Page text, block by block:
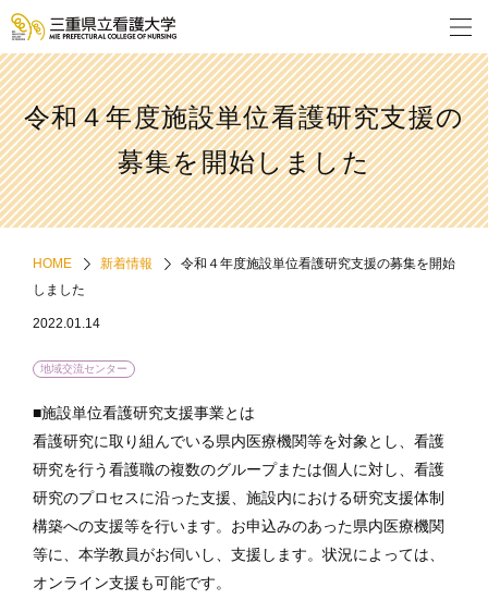
令和４年度施設単位看護研究支援の
募集を開始しました
HOME 新着情報
令和４年度施設単位看護研究支援の募集を開始
しました
2022.01.14
地域交流センター
■施設単位看護研究支援事業とは
看護研究に取り組んでいる県内医療機関等を対象とし、看護
研究を行う看護職の複数のグループまたは個人に対し、看護
研究のプロセスに沿った支援、施設内における研究支援体制
構築への支援等を行います。お申込みのあった県内医療機関
等に、本学教員がお伺いし、支援します。状況によっては、
オンライン支援も可能です。